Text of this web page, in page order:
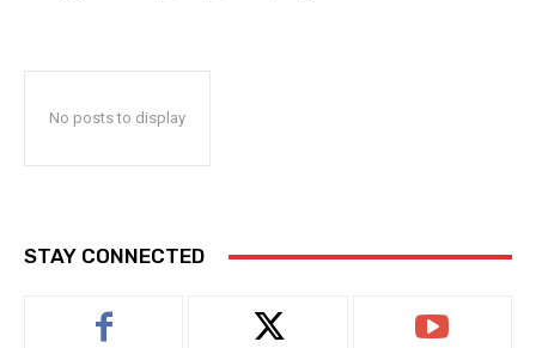
No posts to display
STAY CONNECTED